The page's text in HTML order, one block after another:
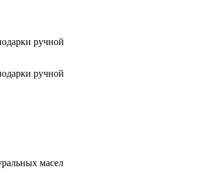
ручной
ручной
масел